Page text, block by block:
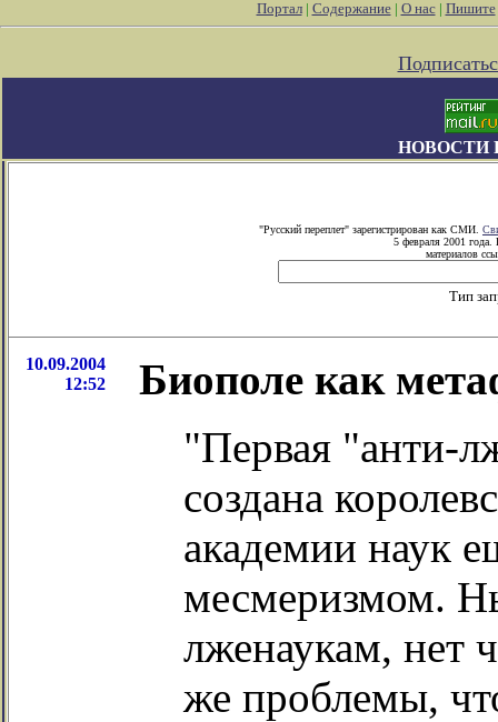
Портал| Содержание| О нас| Пишите
НОВОСТИ
"Русский переплет" зарегистрирован как СМИ.
5 февраля 2001 года.
материалов
Тип
10.09.2004
12:52
Биополе как
"Первая "анти-
создана
академии наук
месмеризмом.
лженаукам, нет
же проблемы,